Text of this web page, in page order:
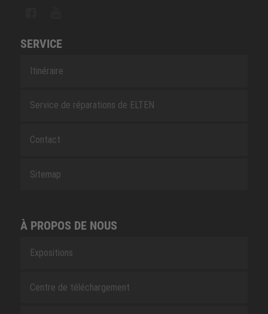
SERVICE
Itinéraire
Service de réparations de ELTEN
Contact
Sitemap
À PROPOS DE NOUS
Expositions
Centre de téléchargement